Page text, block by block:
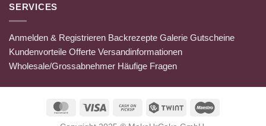
SERVICES
Anmelden & Registrieren Backrezepte Galerie Gutscheine
Kundenvorteile Offerte Versandinformationen
Wholesale/Grossabnehmer Häufige Fragen
MasterCardVisa
Cash
Twint